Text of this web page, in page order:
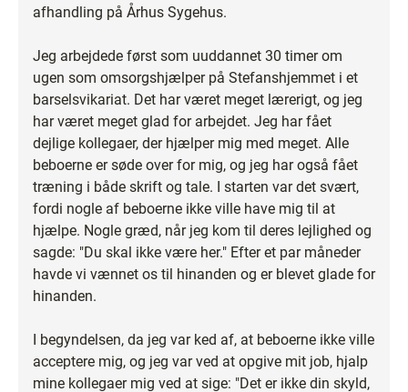
afhandling på Århus Sygehus.
Jeg arbejdede først som uuddannet 30 timer om
ugen som omsorgshjælper på Stefanshjemmet i et
barselsvikariat. Det har været meget lærerigt, og jeg
har været meget glad for arbejdet. Jeg har fået
dejlige kollegaer, der hjælper mig med meget. Alle
beboerne er søde over for mig, og jeg har også fået
træning i både skrift og tale. I starten var det svært,
fordi nogle af beboerne ikke ville have mig til at
hjælpe. Nogle græd, når jeg kom til deres lejlighed og
sagde: "Du skal ikke være her." Efter et par måneder
havde vi vænnet os til hinanden og er blevet glade for
hinanden.
I begyndelsen, da jeg var ked af, at beboerne ikke ville
acceptere mig, og jeg var ved at opgive mit job, hjalp
mine kollegaer mig ved at sige: "Det er ikke din skyld,